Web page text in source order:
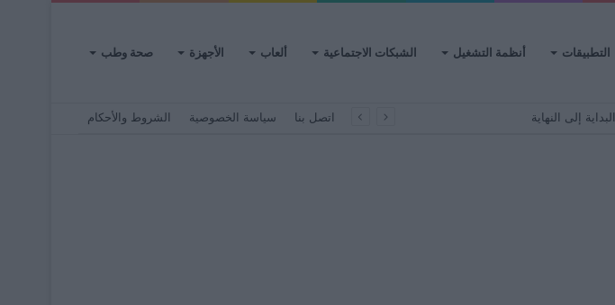
التطبيقات أنظمة التشغيل الشبكات الاجتماعية ألعاب الأجهزة صحة وطب
اتصل بنا سياسة الخصوصية الشروط والأحكام